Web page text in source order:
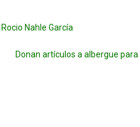
Nahle García
Donan artículos a albergue